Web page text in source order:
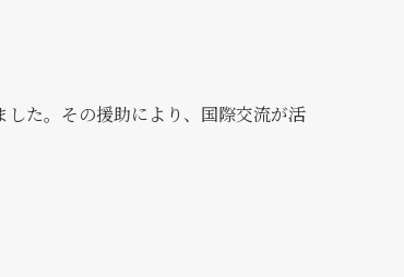
た。その援助により、国際交流が活